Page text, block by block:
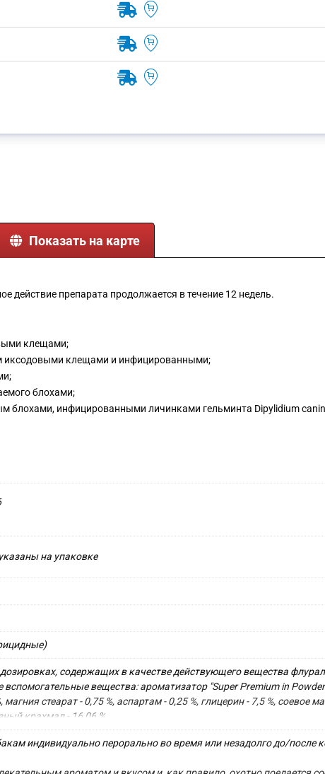
Показать на карте
действие препарата продолжается в течение 12 недель.
клещами;
иксодовыми клещами и инфицированными;
блохами;
блохами, инфицированными личинками гельминта Dipylidium
на упаковке
содержащих в качестве действующего вещества
вещества: ароматизатор "Super Premium in Powder
стеарат - 0,75 %, аспартам - 0,25 %, глицерин - 7,5 %, соевое
крахмал - 16,06 %.
индивидуально перорально во время или незадолго до/после